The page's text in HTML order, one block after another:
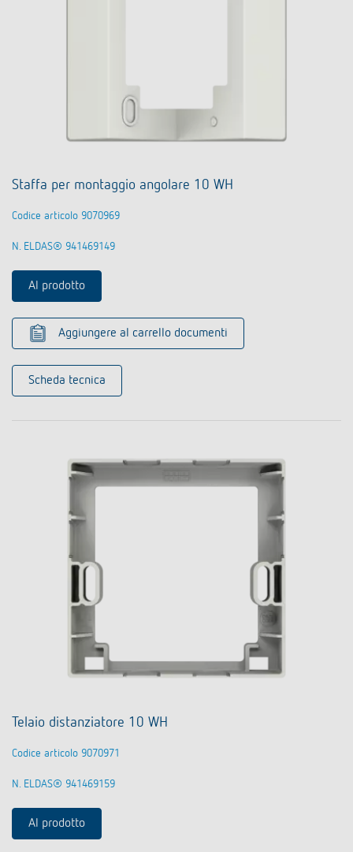
Staffa per montaggio angolare 10 WH
Codice articolo 9070969
N. ELDAS® 941469149
Al prodotto
Aggiungere al carrello documenti
Scheda tecnica
Telaio distanziatore 10 WH
Codice articolo 9070971
N. ELDAS® 941469159
Al prodotto